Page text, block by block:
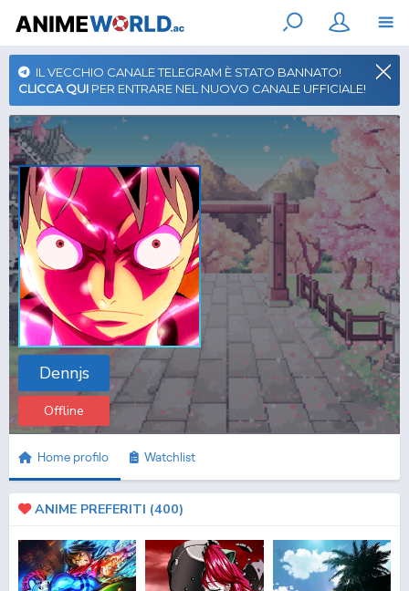
IL VECCHIO CANALE TELEGRAM È STATO BANNATO!
CLICCA QUI PER ENTRARE NEL NUOVO CANALE UFFICIALE!
Dennjs
Offline
Home profilo Watchlist
ANIME PREFERITI (400)